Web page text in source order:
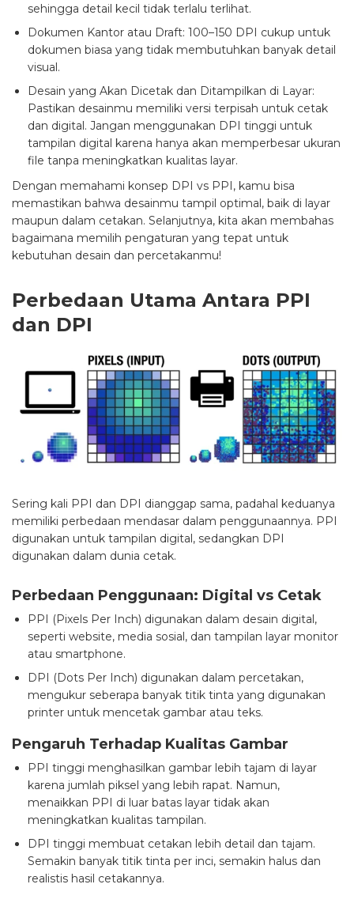
sehingga detail kecil tidak terlalu terlihat.
Dokumen Kantor atau Draft: 100–150 DPI cukup untuk
dokumen biasa yang tidak membutuhkan banyak detail
visual.
Desain yang Akan Dicetak dan Ditampilkan di Layar:
Pastikan desainmu memiliki versi terpisah untuk cetak
dan digital. Jangan menggunakan DPI tinggi untuk
tampilan digital karena hanya akan memperbesar ukuran
file tanpa meningkatkan kualitas layar.
Dengan memahami konsep DPI vs PPI, kamu bisa
memastikan bahwa desainmu tampil optimal, baik di layar
maupun dalam cetakan. Selanjutnya, kita akan membahas
bagaimana memilih pengaturan yang tepat untuk
kebutuhan desain dan percetakanmu!
Perbedaan Utama Antara PPI
dan DPI
Sering kali PPI dan DPI dianggap sama, padahal keduanya
memiliki perbedaan mendasar dalam penggunaannya. PPI
digunakan untuk tampilan digital, sedangkan DPI
digunakan dalam dunia cetak.
Perbedaan Penggunaan: Digital vs Cetak
PPI (Pixels Per Inch) digunakan dalam desain digital,
seperti website, media sosial, dan tampilan layar monitor
atau smartphone.
DPI (Dots Per Inch) digunakan dalam percetakan,
mengukur seberapa banyak titik tinta yang digunakan
printer untuk mencetak gambar atau teks.
Pengaruh Terhadap Kualitas Gambar
PPI tinggi menghasilkan gambar lebih tajam di layar
karena jumlah piksel yang lebih rapat. Namun,
menaikkan PPI di luar batas layar tidak akan
meningkatkan kualitas tampilan.
DPI tinggi membuat cetakan lebih detail dan tajam.
Semakin banyak titik tinta per inci, semakin halus dan
realistis hasil cetakannya.